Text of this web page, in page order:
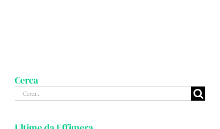
Cerca
Cerca
per: